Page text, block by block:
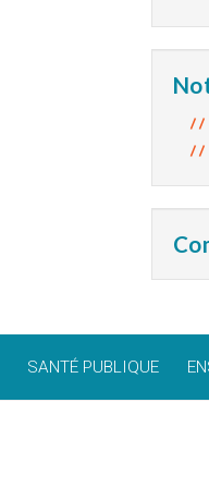
SANTÉ PUBLIQUE